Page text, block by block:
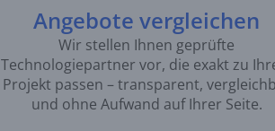
Angebote vergleichen
Wir stellen Ihnen geprüfte
Technologiepartner vor, die exakt zu
Projekt passen – transparent,
und ohne Aufwand auf Ihrer Seite.